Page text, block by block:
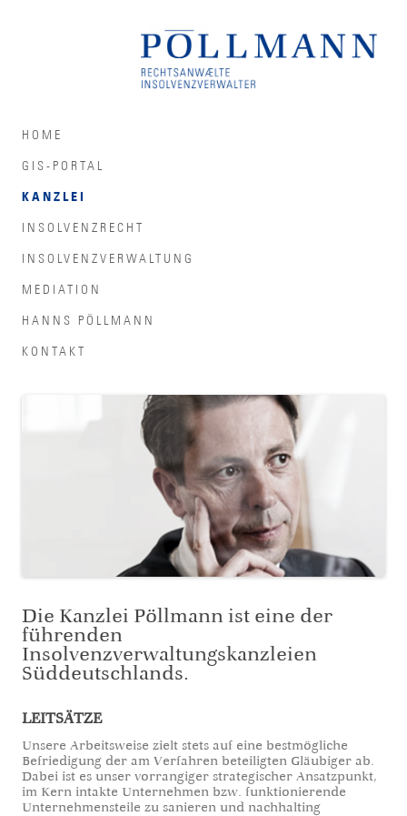
HOME
GIS-PORTAL
KANZLEI
INSOLVENZRECHT
INSOLVENZVERWALTUNG
MEDIATION
HANNS PÖLLMANN
KONTAKT
Die Kanzlei Pöllmann ist eine der
führenden
Insolvenzverwaltungskanzleien
Süddeutschlands.
LEITSÄTZE
Unsere Arbeitsweise zielt stets auf eine bestmögliche
Befriedigung der am Verfahren beteiligten Gläubiger ab.
Dabei ist es unser vorrangiger strategischer Ansatzpunkt,
im Kern intakte Unternehmen bzw. funktionierende
Unternehmensteile zu sanieren und nachhalting